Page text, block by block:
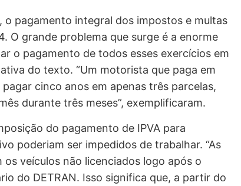
o pagamento integral dos impostos e multas
O grande problema que surge é a enorme
o pagamento de todos esses exercícios em
do texto. “Um motorista que paga em
cinco anos em apenas três parcelas,
durante três meses”, exemplificaram.
do pagamento de IPVA para
poderiam ser impedidos de trabalhar. “As
veículos não licenciados logo após o
do DETRAN. Isso significa que, a partir do